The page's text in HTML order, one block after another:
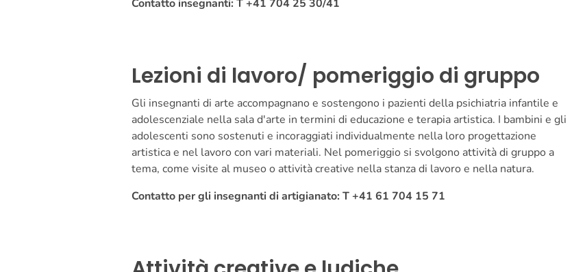
Contatto insegnanti: T +41 704 25 30/41
Lezioni di lavoro/ pomeriggio di gruppo
Gli insegnanti di arte accompagnano e sostengono i pazienti della psichiatria infantile e
adolescenziale nella sala d'arte in termini di educazione e terapia artistica. I bambini e gli
adolescenti sono sostenuti e incoraggiati individualmente nella loro progettazione
artistica e nel lavoro con vari materiali. Nel pomeriggio si svolgono attività di gruppo a
tema, come visite al museo o attività creative nella stanza di lavoro e nella natura.
Contatto per gli insegnanti di artigianato: T +41 61 704 15 71